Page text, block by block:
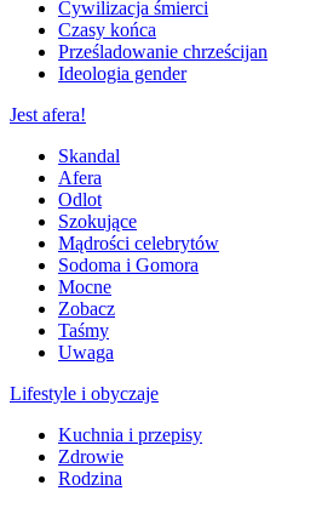
Cywilizacja śmierci
Czasy końca
Prześladowanie chrześcijan
Ideologia gender
Jest afera!
Skandal
Afera
Odlot
Szokujące
Mądrości celebrytów
Sodoma i Gomora
Mocne
Zobacz
Taśmy
Uwaga
Lifestyle i obyczaje
Kuchnia i przepisy
Zdrowie
Rodzina